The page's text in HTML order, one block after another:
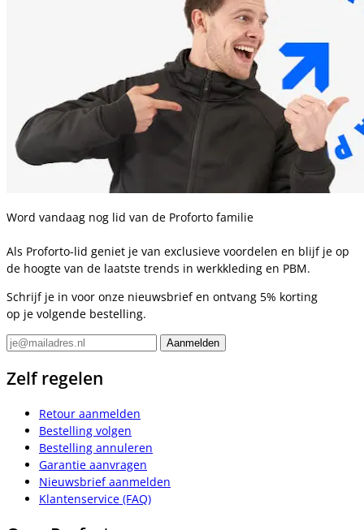
Word vandaag nog lid van de Proforto familie
Als Proforto-lid geniet je van exclusieve voordelen en blijf je op
de hoogte van de laatste trends in werkkleding en PBM.
Schrijf je in voor onze nieuwsbrief en ontvang 5% korting
op je volgende bestelling.
Zelf regelen
Retour aanmelden
Bestelling volgen
Bestelling annuleren
Garantie aanvragen
Nieuwsbrief aanmelden
Klantenservice (FAQ)